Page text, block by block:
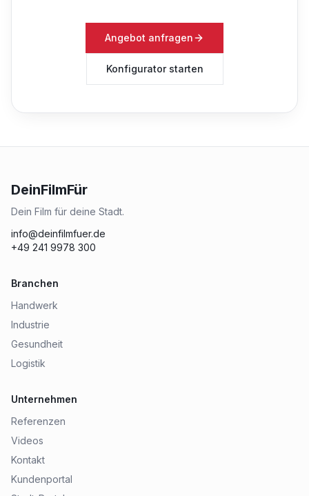
Angebot anfragen
Konfigurator starten
DeinFilmFür
Dein Film für deine Stadt.
info@deinfilmfuer.de
+49 241 9978 300
Branchen
Handwerk
Industrie
Gesundheit
Logistik
Unternehmen
Referenzen
Videos
Kontakt
Kundenportal